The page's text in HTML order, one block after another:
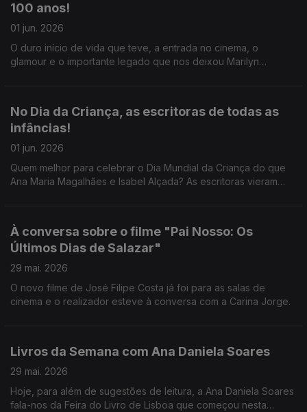
100 anos!
01 jun. 2026
O duro início de vida que teve, a entrada no cinema, o
glamour e o importante legado que nos deixou Marilyn
No Dia da Criança, as escritoras de todas as
infâncias!
01 jun. 2026
Quem melhor para celebrar o Dia Mundial da Criança do que
Ana Maria Magalhães e Isabel Alçada? As escritoras vieram
À conversa sobre o filme "Pai Nosso: Os
Últimos Dias de Salazar"
29 mai. 2026
O novo filme de José Filipe Costa já foi para as salas de
cinema e o realizador esteve à conversa com a Carina Jorge.
Livros da Semana com Ana Daniela Soares
29 mai. 2026
Hoje, para além de sugestões de leitura, a Ana Daniela Soares
fala-nos da Feira do Livro de Lisboa que começou nesta